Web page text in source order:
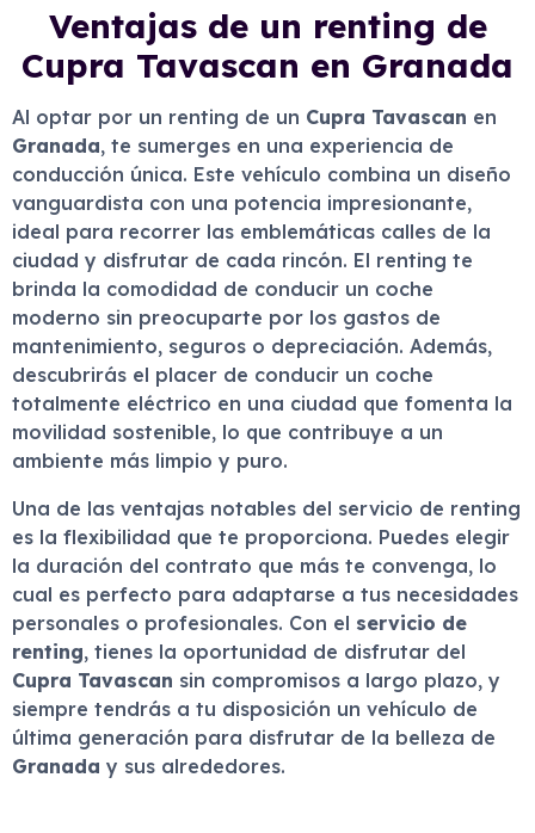
Ventajas de un renting de
Cupra Tavascan en Granada
Al optar por un renting de un Cupra Tavascan en
Granada, te sumerges en una experiencia de
conducción única. Este vehículo combina un diseño
vanguardista con una potencia impresionante,
ideal para recorrer las emblemáticas calles de la
ciudad y disfrutar de cada rincón. El renting te
brinda la comodidad de conducir un coche
moderno sin preocuparte por los gastos de
mantenimiento, seguros o depreciación. Además,
descubrirás el placer de conducir un coche
totalmente eléctrico en una ciudad que fomenta la
movilidad sostenible, lo que contribuye a un
ambiente más limpio y puro.
Una de las ventajas notables del servicio de renting
es la flexibilidad que te proporciona. Puedes elegir
la duración del contrato que más te convenga, lo
cual es perfecto para adaptarse a tus necesidades
personales o profesionales. Con el servicio de
renting, tienes la oportunidad de disfrutar del
Cupra Tavascan sin compromisos a largo plazo, y
siempre tendrás a tu disposición un vehículo de
última generación para disfrutar de la belleza de
Granada y sus alrededores.